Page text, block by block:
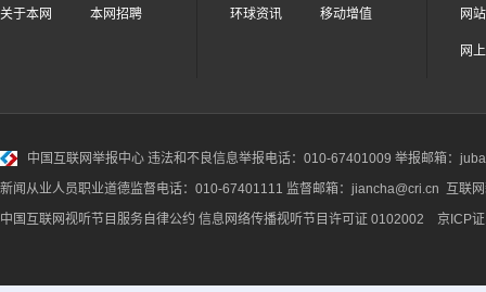
关于本网 本网招聘 环球资讯 移动增值 网
网
中国互联网举报中心 违法和不良信息举报电话：010-67401009 举报邮箱：
新闻从业人员职业道德监督电话：010-67401111 监督邮箱：jiancha@cri.cn 互联
中国互联网视听节目服务自律公约 信息网络传播视听节目许可证 0102002 京ICP